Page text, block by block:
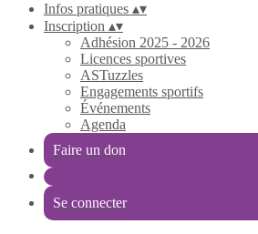
Infos pratiques ▴▾
Inscription ▴▾
Adhésion 2025 - 2026
Licences sportives
ASTuzzles
Engagements sportifs
Événements
Agenda
Faire un don
Se connecter